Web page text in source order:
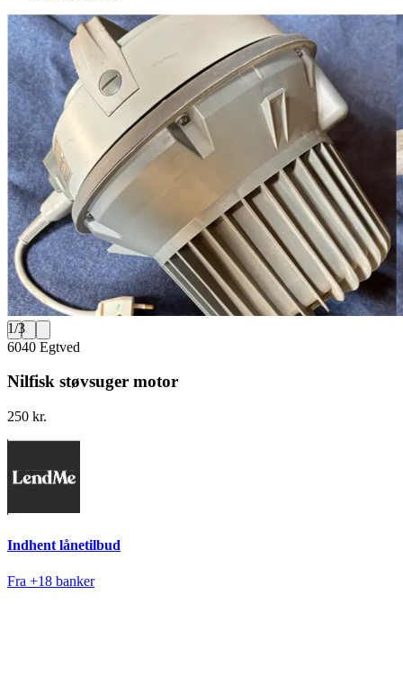
1/3
6040 Egtved
Nilfisk støvsuger motor
250 kr.
Indhent lånetilbud
Fra +18 banker